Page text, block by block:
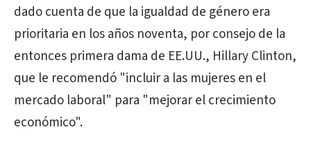
dado cuenta de que la igualdad de género era
prioritaria en los años noventa, por consejo de la
entonces primera dama de EE.UU., Hillary Clinton,
que le recomendó "incluir a las mujeres en el
mercado laboral" para "mejorar el crecimiento
económico".